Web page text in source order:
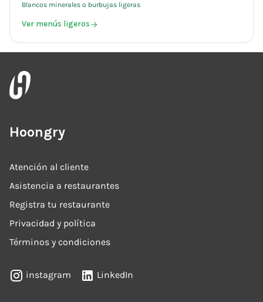
Blancos minerales o burbujas ligeras
Ver menús ligeros
Hoongry
Atención al cliente
Asistencia a restaurantes
Registra tu restaurante
Privacidad y política
Términos y condiciones
instagram LinkedIn